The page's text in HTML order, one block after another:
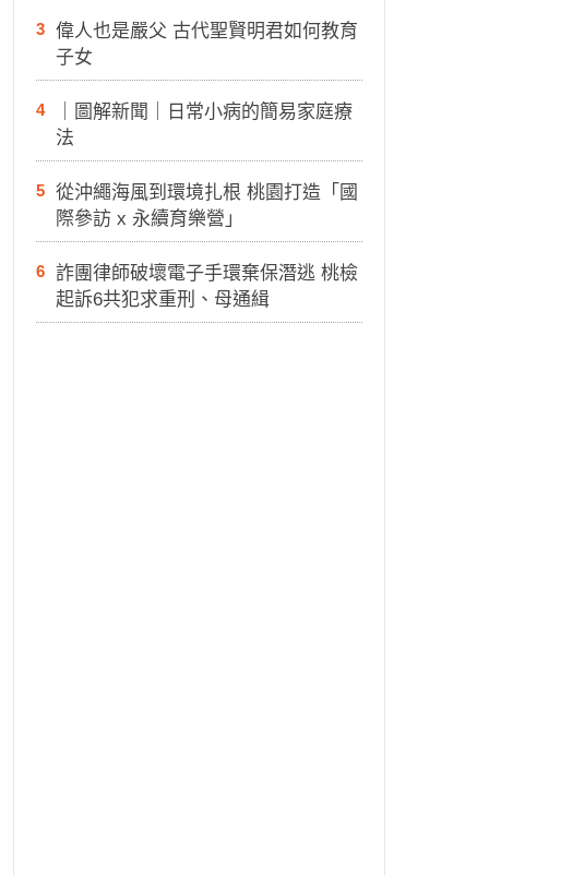
3
偉人也是嚴父 古代聖賢明君如何教育
子女
4
｜圖解新聞｜日常小病的簡易家庭療
法
5
從沖繩海風到環境扎根 桃園打造「國
際參訪 x 永續育樂營」
6
詐團律師破壞電子手環棄保潛逃 桃檢
起訴6共犯求重刑、母通緝